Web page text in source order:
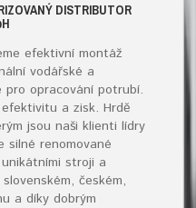
DISTRIBUTOR
H
efektivní montáž
vodářské a
pro opracování potrubí.
a zisk. Hrdě
jsou naši klienti lídry
silné renomované
stroji a
českém,
a díky dobrým